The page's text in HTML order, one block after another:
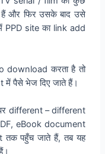
और फिर उसके बाद उसे
PPD site का link add
करता है तो
पैसे भेज दिए जाते हैं।
different – different
eBook document
पहुँच जाते हैं, तब यह